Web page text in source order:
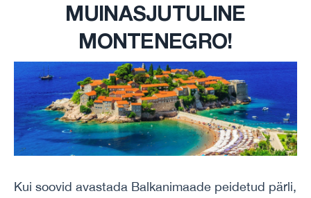
MUINASJUTULINE
MONTENEGRO!
Kui soovid avastada Balkanimaade peidetud pärli,